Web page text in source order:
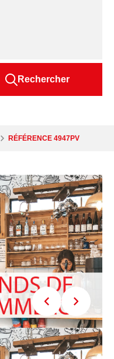
Rechercher
RÉFÉRENCE 4947PV